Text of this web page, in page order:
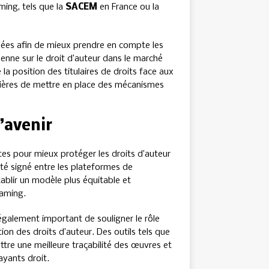
tels que la SACEM en France ou la
afin de mieux prendre en compte les
sur le droit d’auteur dans le marché
position des titulaires de droits face aux
de mettre en place des mécanismes
pour mieux protéger les droits d’auteur
signé entre les plateformes de
un modèle plus équitable et
important de souligner le rôle
des droits d’auteur. Des outils tels que
une meilleure traçabilité des œuvres et
droit.